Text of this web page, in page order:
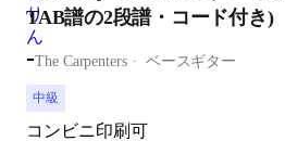
TAB譜の2段譜・コード付き)
-The Carpenters ベースギター
中級
コンビニ印刷可